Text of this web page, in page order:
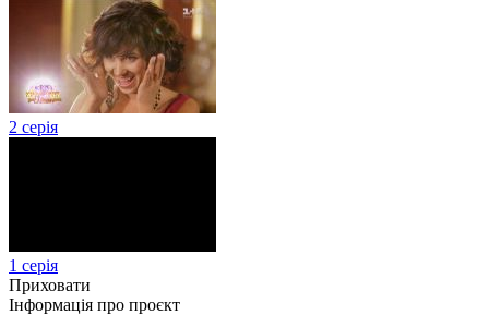
2 серія
1 серія
Приховати
Інформація про проєкт